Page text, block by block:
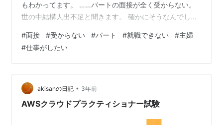
もわかってます。 ……パートの面接が全く受からない。
世の中結構人出不足と聞きます。 確かにそうなんでしょ
ろいろ。 学生さんだと受かりやすいかもしれないです。
私がなぜ落ちるのか？ 今のところ 受けたのはもう１０件
は余裕で越えてます。 スーパーも飲食店も端から受けま
した。 ……どこも受かりません。 理由は面接のときに言
われました。 結婚してるんだよね？ 子供は？ あ、いな
いの …
#面接 #受からない #パート #就職できない #主婦
#仕事がしたい
akisanの日記 • 3年前
AWSクラウドプラクティショナー試験